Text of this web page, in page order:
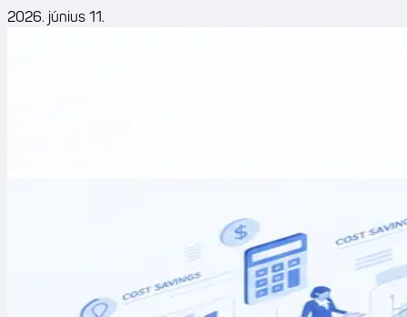
2026. június 11.